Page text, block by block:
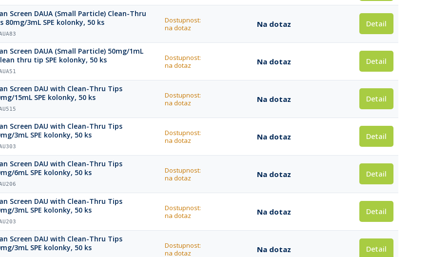
Screen DAUA (Small Particle) Clean-Thru
80mg/3mL SPE kolonky, 50 ks
Dostupnost:
na dotaz
Na dotaz Detail
Screen DAUA (Small Particle) 50mg/1mL
thru tip SPE kolonky, 50 ks
Dostupnost:
na dotaz
Na dotaz Detail
Screen DAU with Clean-Thru Tips
15mL SPE kolonky, 50 ks
Dostupnost:
na dotaz
Na dotaz Detail
Screen DAU with Clean-Thru Tips
3mL SPE kolonky, 50 ks
Dostupnost:
na dotaz
Na dotaz Detail
Screen DAU with Clean-Thru Tips
6mL SPE kolonky, 50 ks
Dostupnost:
na dotaz
Na dotaz Detail
Screen DAU with Clean-Thru Tips
3mL SPE kolonky, 50 ks
Dostupnost:
na dotaz
Na dotaz Detail
Screen DAU with Clean-Thru Tips
3mL SPE kolonky, 50 ks
Dostupnost:
na dotaz
Na dotaz Detail